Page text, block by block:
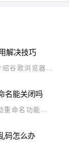
解决技巧
谷歌浏览器常
闭硬件加速、
名能关闭吗
命名功能是
，方便用户管
码怎么办